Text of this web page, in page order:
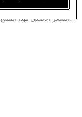
OMR 31.50
:السعر الأصلي لهذا المنتج